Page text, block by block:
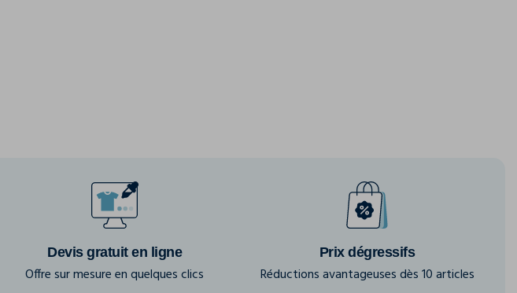
Devis gratuit en ligne
Offre sur mesure en quelques clics
Prix dégressifs
Réductions avantageuses dès 10 articles